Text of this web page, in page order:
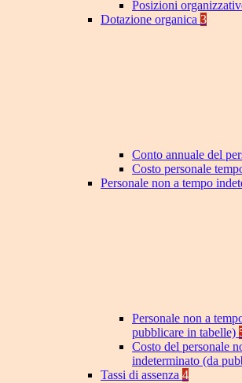
Posizioni
Dotazione organica 3
Conto annuale del
Costo personale
Personale non a tempo
Personale non a
pubblicare in tabelle)
Costo del personale
indeterminato (da
Tassi di assenza 4